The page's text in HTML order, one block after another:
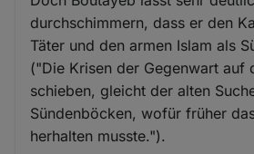
durchschimmern, dass er den
Täter und den armen Islam als
("Die Krisen der Gegenwart auf
schieben, gleicht der alten
Sündenböcken, wofür früher
herhalten musste.").